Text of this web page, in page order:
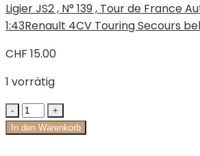
Ligier JS2 , N° 139 , Tour de France
1:43Renault 4CV Touring Secours
CHF 15.00
1 vorrätig
In den Warenkorb